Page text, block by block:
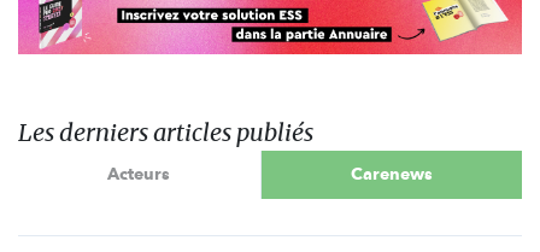
Les derniers articles publiés
Acteurs Carenews